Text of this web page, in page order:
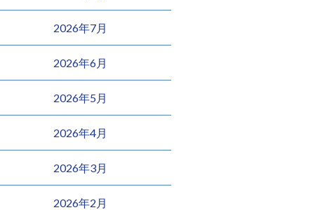
2026年7月
2026年6月
2026年5月
2026年4月
2026年3月
2026年2月